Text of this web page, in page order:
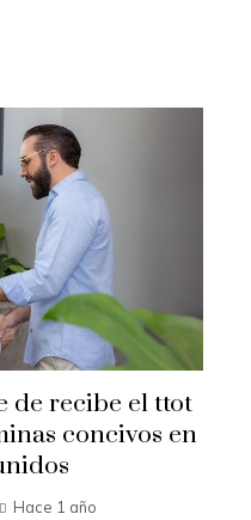
Marco Rubio
Hace 1 año